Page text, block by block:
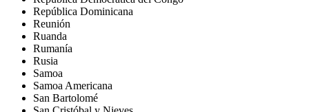
República Dominicana
Reunión
Ruanda
Rumanía
Rusia
Samoa
Samoa Americana
San Bartolomé